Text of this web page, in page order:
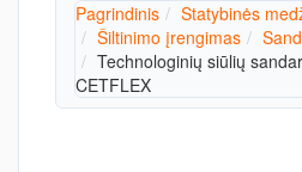
Pagrindinis
Statybinės
Šiltinimo įrengimas
Technologinių siūlių
CETFLEX